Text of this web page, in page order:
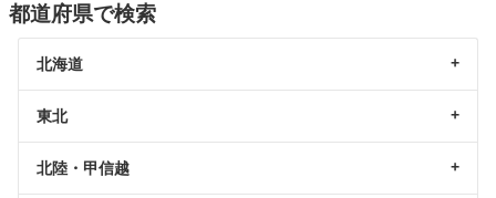
都道府県で検索
北海道
東北
北陸・甲信越